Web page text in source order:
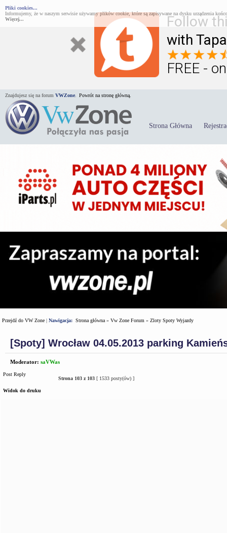
Follow
with
FREE -
Pliki cookies...
Informujemy, że w naszym serwisie używamy plików cookie, które są zapisywane na dysku urządzenia
Więcej...
Znajdujesz się na forum VWZone Powrót na stronę główną.
Strona Główna
Przejdź do VW Zone | Nawigacja: Strona główna » Vw Zone Forum » Zloty Spoty Wyjazdy
[Spoty] Wrocław 04.05.2013 parking
Moderator: saVWas
Post Reply
Strona 103 z 103 [ 1533 posty(ów) ]
Widok do druku